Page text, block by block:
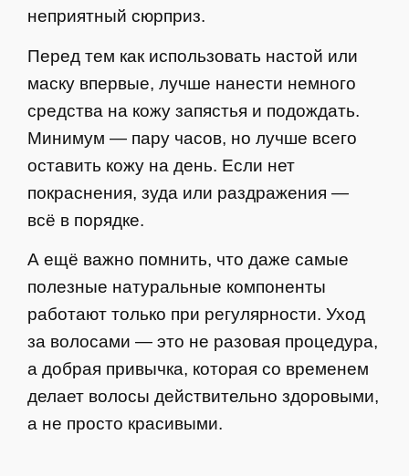
неприятный сюрприз.
Перед тем как использовать настой или
маску впервые, лучше нанести немного
средства на кожу запястья и подождать.
Минимум — пару часов, но лучше всего
оставить кожу на день. Если нет
покраснения, зуда или раздражения —
всё в порядке.
А ещё важно помнить, что даже самые
полезные натуральные компоненты
работают только при регулярности. Уход
за волосами — это не разовая процедура,
а добрая привычка, которая со временем
делает волосы действительно здоровыми,
а не просто красивыми.